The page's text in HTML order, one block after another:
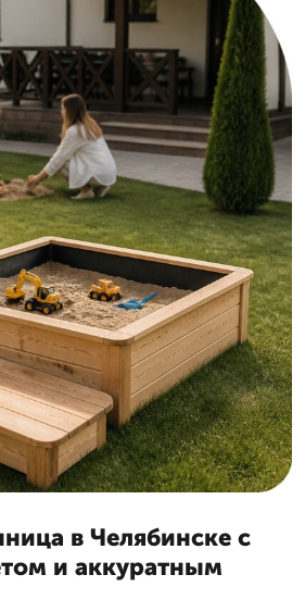
в Челябинске с
и аккуратным